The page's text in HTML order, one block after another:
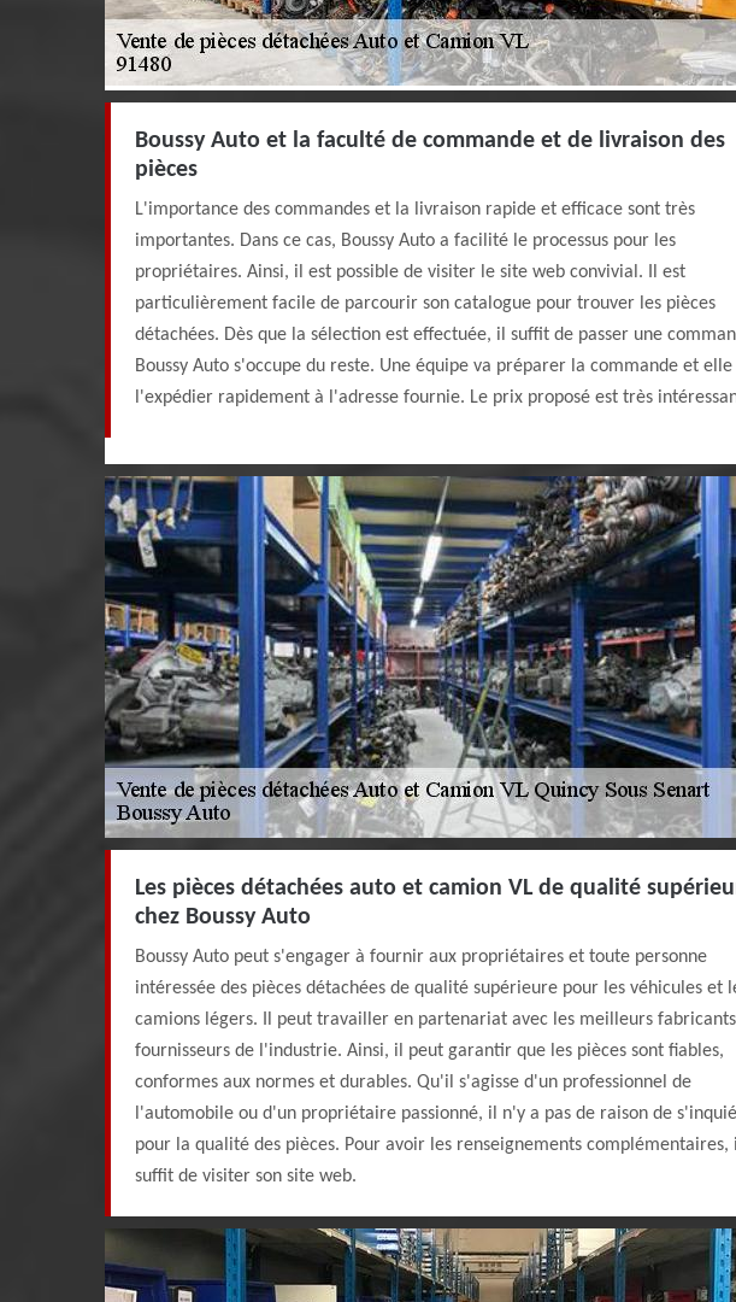
Boussy Auto et la faculté de commande et de livraison des
pièces
L'importance des commandes et la livraison rapide et efficace sont très
importantes. Dans ce cas, Boussy Auto a facilité le processus pour les
propriétaires. Ainsi, il est possible de visiter le site web convivial. Il est
particulièrement facile de parcourir son catalogue pour trouver les pièces
détachées. Dès que la sélection est effectuée, il suffit de passer une
Boussy Auto s'occupe du reste. Une équipe va préparer la commande et elle
l'expédier rapidement à l'adresse fournie. Le prix proposé est très
Les pièces détachées auto et camion VL de qualité
chez Boussy Auto
Boussy Auto peut s'engager à fournir aux propriétaires et toute personne
intéressée des pièces détachées de qualité supérieure pour les véhicules et
camions légers. Il peut travailler en partenariat avec les meilleurs
fournisseurs de l'industrie. Ainsi, il peut garantir que les pièces sont fiables,
conformes aux normes et durables. Qu'il s'agisse d'un professionnel de
l'automobile ou d'un propriétaire passionné, il n'y a pas de raison de
pour la qualité des pièces. Pour avoir les renseignements complémentaires, il
suffit de visiter son site web.